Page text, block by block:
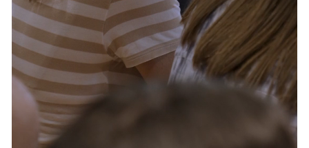
Servizi e accessibilità
Contatti
FAQ
Biglietti